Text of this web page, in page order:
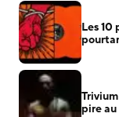
Les 10
pire